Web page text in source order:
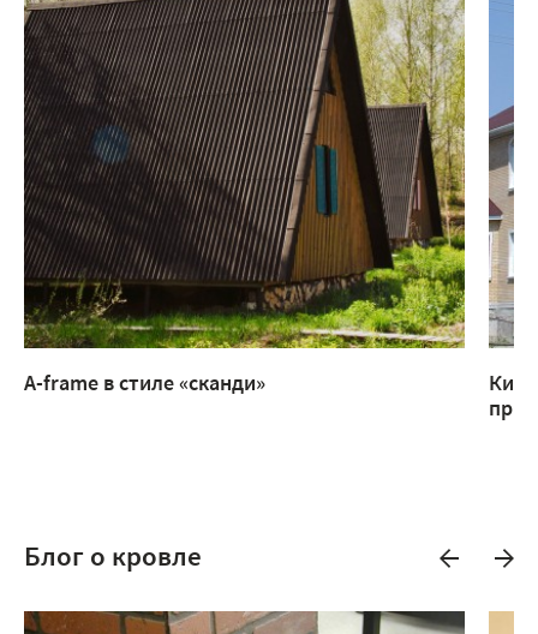
A-frame в стиле «сканди»
Блог о кровле